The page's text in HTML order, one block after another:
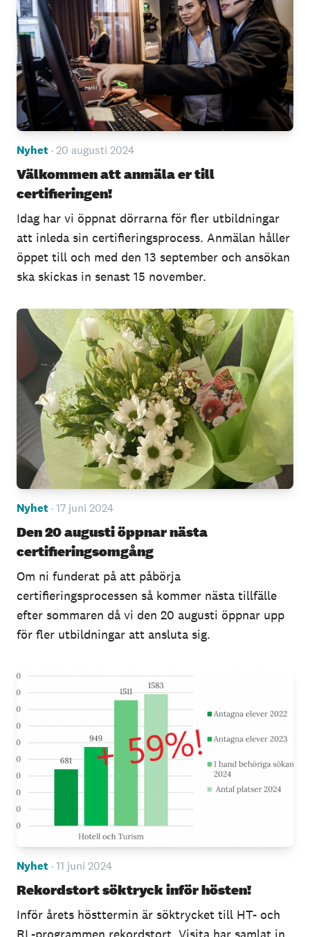
Nyhet · 20 augusti 2024
Välkommen att anmäla er till
certifieringen!
Idag har vi öppnat dörrarna för fler utbildningar
att inleda sin certifieringsprocess. Anmälan håller
öppet till och med den 13 september och ansökan
ska skickas in senast 15 november.
Nyhet · 17 juni 2024
Den 20 augusti öppnar nästa
certifieringsomgång
Om ni funderat på att påbörja
certifieringsprocessen så kommer nästa tillfälle
efter sommaren då vi den 20 augusti öppnar upp
för fler utbildningar att ansluta sig.
Nyhet · 11 juni 2024
Rekordstort söktryck inför hösten!
Inför årets hösttermin är söktrycket till HT- och